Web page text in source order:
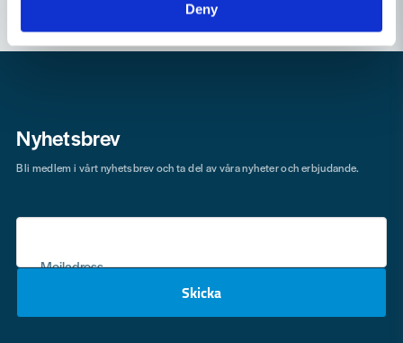
Deny
Nyhetsbrev
Mejladress
Skicka
Bli medlem i vårt nyhetsbrev och ta del av våra nyheter och erbjudande.